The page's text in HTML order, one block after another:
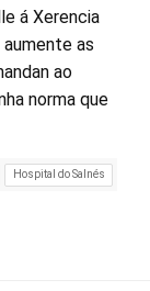
á Xerencia
as
ao
norma que
Hospital do Salnés